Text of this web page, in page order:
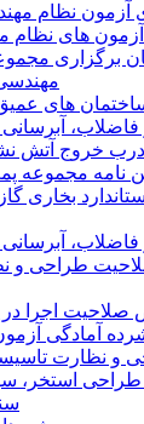
آزمون نظام
های نظام
برگزاری
مهندسی
های
آبرسانی
استاندارد بخاری
آبرسانی
طراحی و
صلاحیت اجرا
آمادگی
و نظارت
استخر،